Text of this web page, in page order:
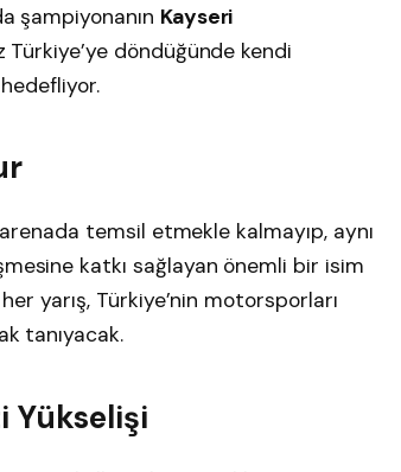
şampiyonanın Kayseri
Türkiye’ye döndüğünde kendi
temsil etmekle kalmayıp, aynı
katkı sağlayan önemli bir isim
yarış, Türkiye’nin motorsporları
tanıyacak.
Yükselişi